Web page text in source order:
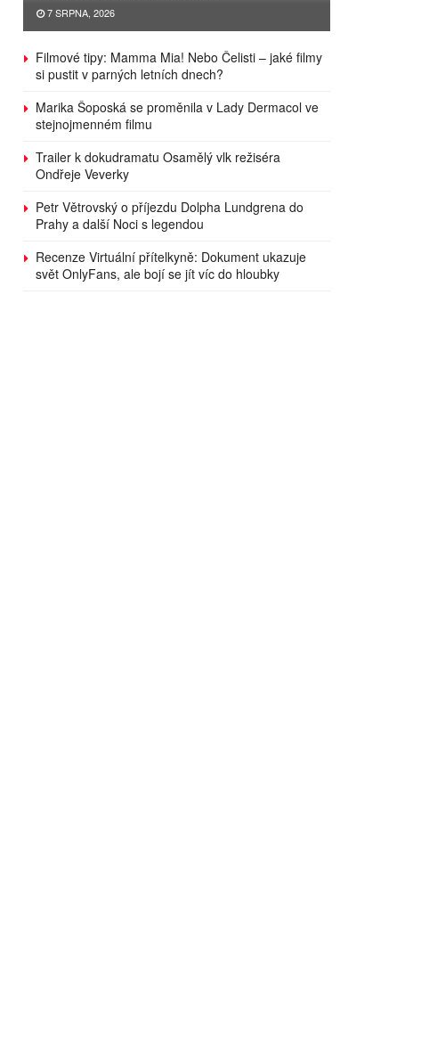
7 SRPNA, 2026
Filmové tipy: Mamma Mia! Nebo Čelisti – jaké filmy
si pustit v parných letních dnech?
Marika Šoposká se proměnila v Lady Dermacol ve
stejnojmenném filmu
Trailer k dokudramatu Osamělý vlk režiséra
Ondřeje Veverky
Petr Větrovský o příjezdu Dolpha Lundgrena do
Prahy a další Noci s legendou
Recenze Virtuální přítelkyně: Dokument ukazuje
svět OnlyFans, ale bojí se jít víc do hloubky